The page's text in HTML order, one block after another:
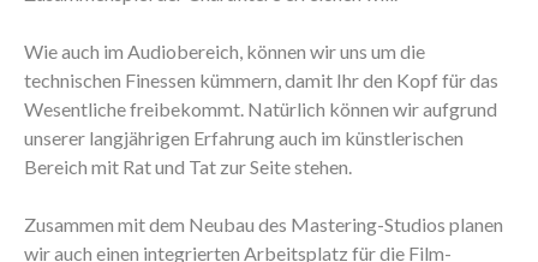
Wie auch im Audiobereich, können wir uns um die
technischen Finessen kümmern, damit Ihr den Kopf für das
Wesentliche freibekommt. Natürlich können wir aufgrund
unserer langjährigen Erfahrung auch im künstlerischen
Bereich mit Rat und Tat zur Seite stehen.
Zusammen mit dem Neubau des Mastering-Studios planen
wir auch einen integrierten Arbeitsplatz für die Film-